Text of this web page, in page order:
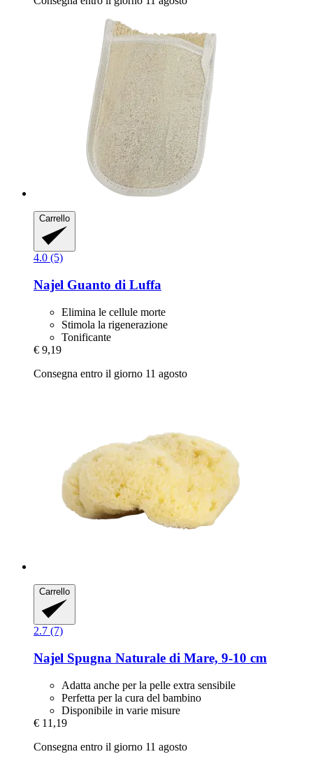
Carrello
4.0 (5)
Najel Guanto di Luffa
Elimina le cellule morte
Stimola la rigenerazione
Tonificante
€ 9,19
Consegna entro il giorno 11 agosto
Carrello
2.7 (7)
Najel Spugna Naturale di Mare, 9-​10 cm
Adatta anche per la pelle extra sensibile
Perfetta per la cura del bambino
Disponibile in varie misure
€ 11,19
Consegna entro il giorno 11 agosto